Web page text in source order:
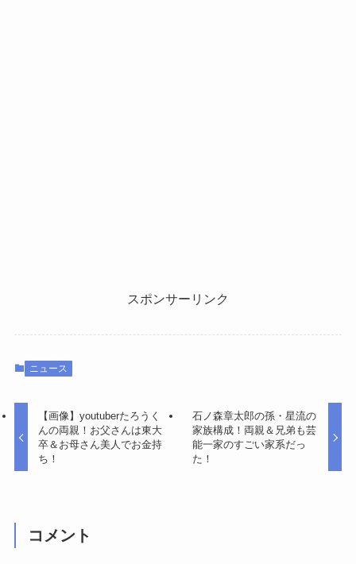
スポンサーリンク
ニュース
【画像】youtuberたろうく
んの両親！お父さんは東大
卒＆お母さん美人でお金持
ち！
石ノ森章太郎の孫・星流の
家族構成！両親＆兄弟も芸
能一家のすごい家系だっ
た！
コメント